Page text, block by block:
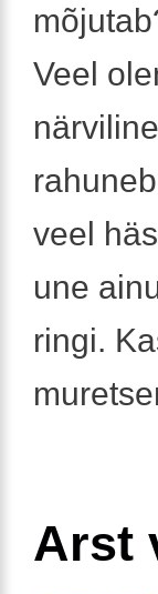
Veel
veel
une
ringi.
Arst